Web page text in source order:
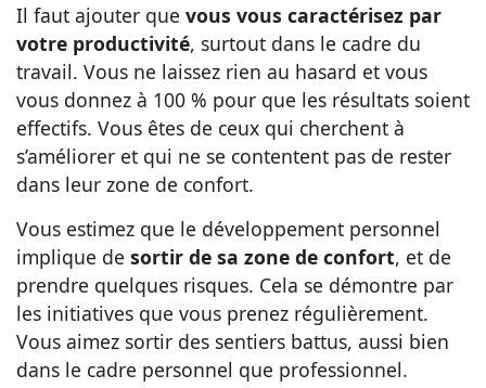
Il faut ajouter que vous vous caractérisez par
votre productivité, surtout dans le cadre du
travail. Vous ne laissez rien au hasard et vous
vous donnez à 100 % pour que les résultats soient
effectifs. Vous êtes de ceux qui cherchent à
s’améliorer et qui ne se contentent pas de rester
dans leur zone de confort.
Vous estimez que le développement personnel
implique de sortir de sa zone de confort, et de
prendre quelques risques. Cela se démontre par
les initiatives que vous prenez régulièrement.
Vous aimez sortir des sentiers battus, aussi bien
dans le cadre personnel que professionnel.